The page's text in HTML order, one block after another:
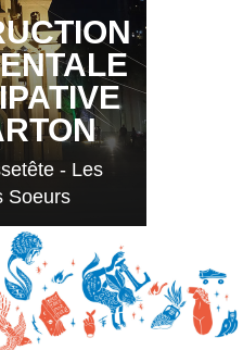
- Les
Soeurs